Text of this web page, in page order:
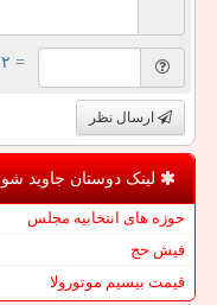
= ۲ بعلاوه ۳
ارسال نظر
لینک دوستان جاوید شو
حوزه های انتخابیه مجلس
فیش حج
قیمت بیسیم موتورولا